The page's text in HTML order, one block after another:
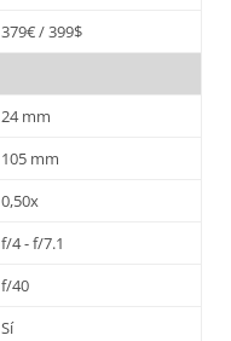
379€ / 399$
24 mm
105 mm
0,50x
f/4 - f/7.1
f/40
Sí